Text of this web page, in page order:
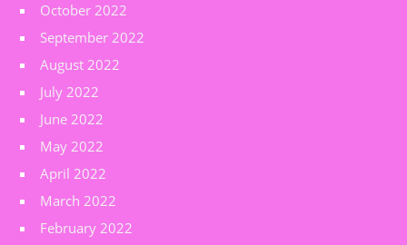
October 2022
September 2022
August 2022
July 2022
June 2022
May 2022
April 2022
March 2022
February 2022